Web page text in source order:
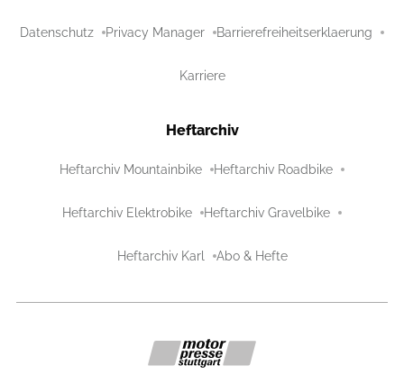
Datenschutz Privacy Manager Barrierefreiheitserklaerung
Karriere
Heftarchiv
Heftarchiv Mountainbike Heftarchiv Roadbike
Heftarchiv Elektrobike Heftarchiv Gravelbike
Heftarchiv Karl Abo & Hefte